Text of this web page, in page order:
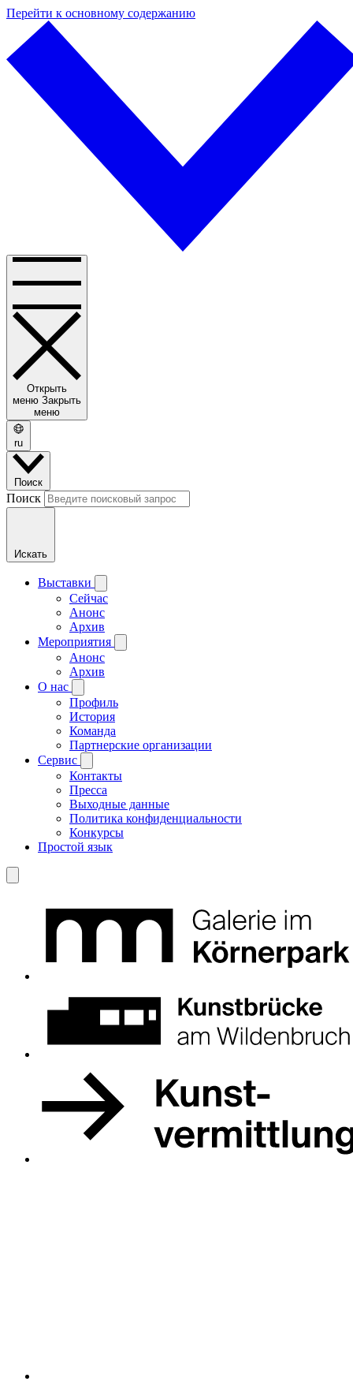
Перейти к основному содержанию
Открыть
меню Закрыть
меню
ru
Поиск
Поиск
Искать
Выставки
Сейчас
Анонс
Архив
Мероприятия
Анонс
Архив
О нас
Профиль
История
Команда
Партнерские организации
Сервис
Контакты
Пресса
Выходные данные
Политика конфиденциальности
Конкурсы
Простой язык